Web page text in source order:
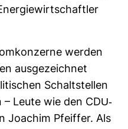
werden
aus­ge­zeichnet
Schalt­stellen
Leute wie den CDU-​
Joa­chim Pfeiffer. Als